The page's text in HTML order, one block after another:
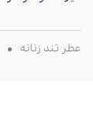
عطر تند زنانه